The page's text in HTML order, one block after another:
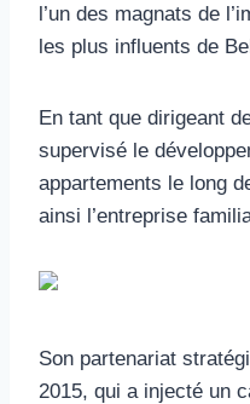
l’un des magnats de
les plus influents de
En tant que dirigeant
supervisé le
appartements le long
ainsi l’entreprise
Son partenariat
2015, qui a injecté un